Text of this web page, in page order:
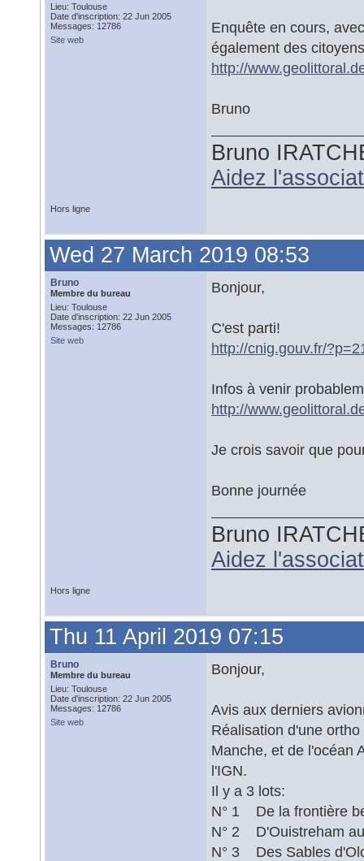
Lieu: Toulouse
Date d'inscription: 22 Jun 2005
Messages: 12786
Site web
Enquête en cours,
également des
http://
Bruno
Bruno
Aidez
Hors ligne
Wed 27 March 2019 08:53
Bruno
Membre du bureau
Lieu: Toulouse
Date d'inscription: 22 Jun 2005
Messages: 12786
Site web
Bonjour,
C'est parti!
http://cnig.gouv.fr/
Infos à venir
http://
Je crois savoir que
Bonne journée
Bruno
Aidez
Hors ligne
Thu 11 April 2019 07:15
Bruno
Membre du bureau
Lieu: Toulouse
Date d'inscription: 22 Jun 2005
Messages: 12786
Site web
Bonjour,
Avis aux derniers
Réalisation d'une
Manche, et de l'océan
l'IGN.
Il y a 3 lots:
N° 1 De la frontière
N° 2 D'Ouistreham
N° 3 Des Sables